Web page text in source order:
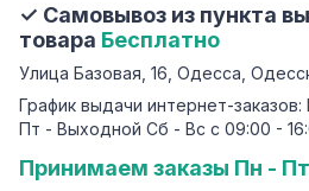
✓ Самовывоз из пункта
товара Бесплатно
Улица Базовая, 16, Одесса,
График выдачи интернет-
Пт - Выходной Сб - Вс с 09:00 -
Принимаем заказы Пн - Пт